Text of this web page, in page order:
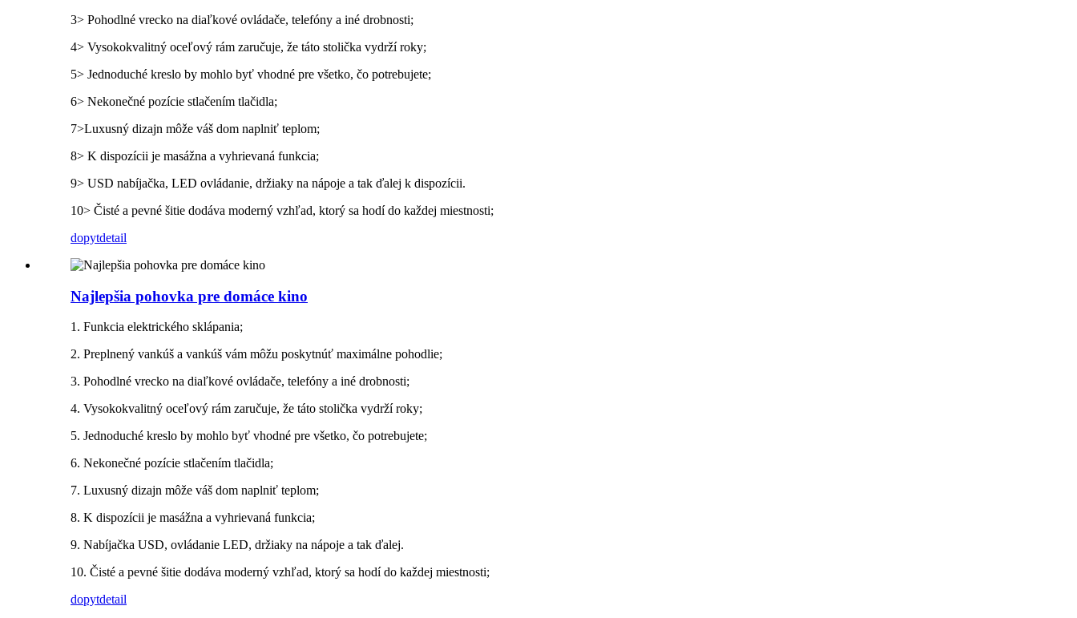
3> Pohodlné vrecko na diaľkové ovládače, telefóny a iné drobnosti;
4> Vysokokvalitný oceľový rám zaručuje, že táto stolička vydrží roky;
5> Jednoduché kreslo by mohlo byť vhodné pre všetko, čo potrebujete;
6> Nekonečné pozície stlačením tlačidla;
7>Luxusný dizajn môže váš dom naplniť teplom;
8> K dispozícii je masážna a vyhrievaná funkcia;
9> USD nabíjačka, LED ovládanie, držiaky na nápoje a tak ďalej k dispozícii.
10> Čisté a pevné šitie dodáva moderný vzhľad, ktorý sa hodí do každej miestnosti;
dopytdetail
Najlepšia pohovka pre domáce kino
1. Funkcia elektrického sklápania;
2. Preplnený vankúš a vankúš vám môžu poskytnúť maximálne pohodlie;
3. Pohodlné vrecko na diaľkové ovládače, telefóny a iné drobnosti;
4. Vysokokvalitný oceľový rám zaručuje, že táto stolička vydrží roky;
5. Jednoduché kreslo by mohlo byť vhodné pre všetko, čo potrebujete;
6. Nekonečné pozície stlačením tlačidla;
7. Luxusný dizajn môže váš dom naplniť teplom;
8. K dispozícii je masážna a vyhrievaná funkcia;
9. Nabíjačka USD, ovládanie LED, držiaky na nápoje a tak ďalej.
10. Čisté a pevné šitie dodáva moderný vzhľad, ktorý sa hodí do každej miestnosti;
dopytdetail